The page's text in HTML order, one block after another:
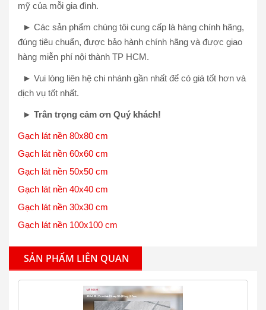
mỹ của mỗi gia đình.
► Các sản phẩm chúng tôi cung cấp là hàng chính hãng,
đúng tiêu chuẩn, được bảo hành chính hãng và được giao
hàng miễn phí nội thành TP HCM.
► Vui lòng liên hệ chi nhánh gần nhất để có giá tốt hơn và
dịch vụ tốt nhất.
► Trân trọng cảm ơn Quý khách!
Gạch lát nền 80x80 cm
Gạch lát nền 60x60 cm
Gạch lát nền 50x50 cm
Gạch lát nền 40x40 cm
Gạch lát nền 30x30 cm
Gạch lát nền 100x100 cm
SẢN PHẨM LIÊN QUAN